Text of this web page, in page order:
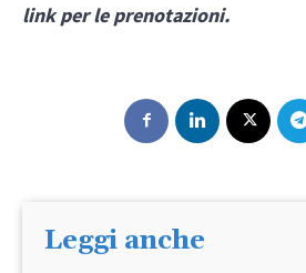
link per le prenotazioni.
Leggi anche